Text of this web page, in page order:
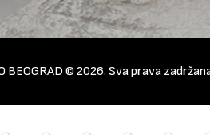
BEOGRAD © 2026. Sva prava